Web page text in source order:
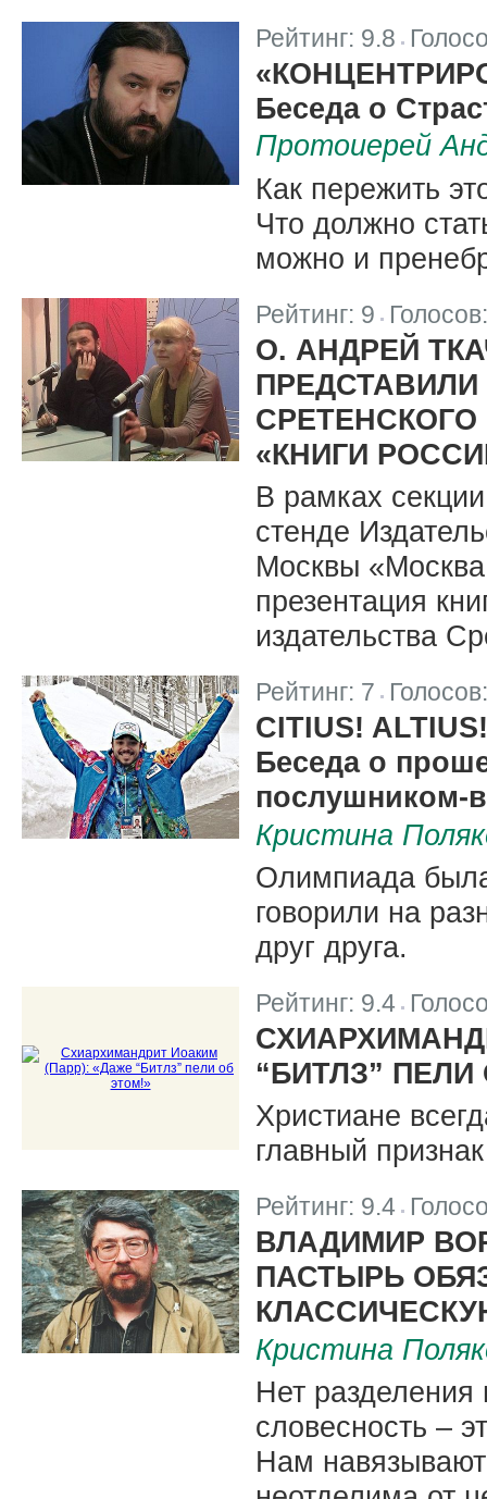
Рейтинг: 9.8 |
Беседа о
Протоиерей
Как пережить
Что должно
можно и
Рейтинг: 9 |
О. АНДРЕЙ
«КНИГИ
В рамках
стенде
Москвы
презентация
издательства
Рейтинг: 7 |
CITIUS!
Беседа о
послушником-
Кристина
Олимпиада
говорили на
друг друга.
Рейтинг: 9.4 |
“БИТЛЗ”
Христиане
главный
Рейтинг: 9.4
ВЛАДИМИР
ПАСТЫРЬ
Кристина
Нет разделения
словесность –
Нам